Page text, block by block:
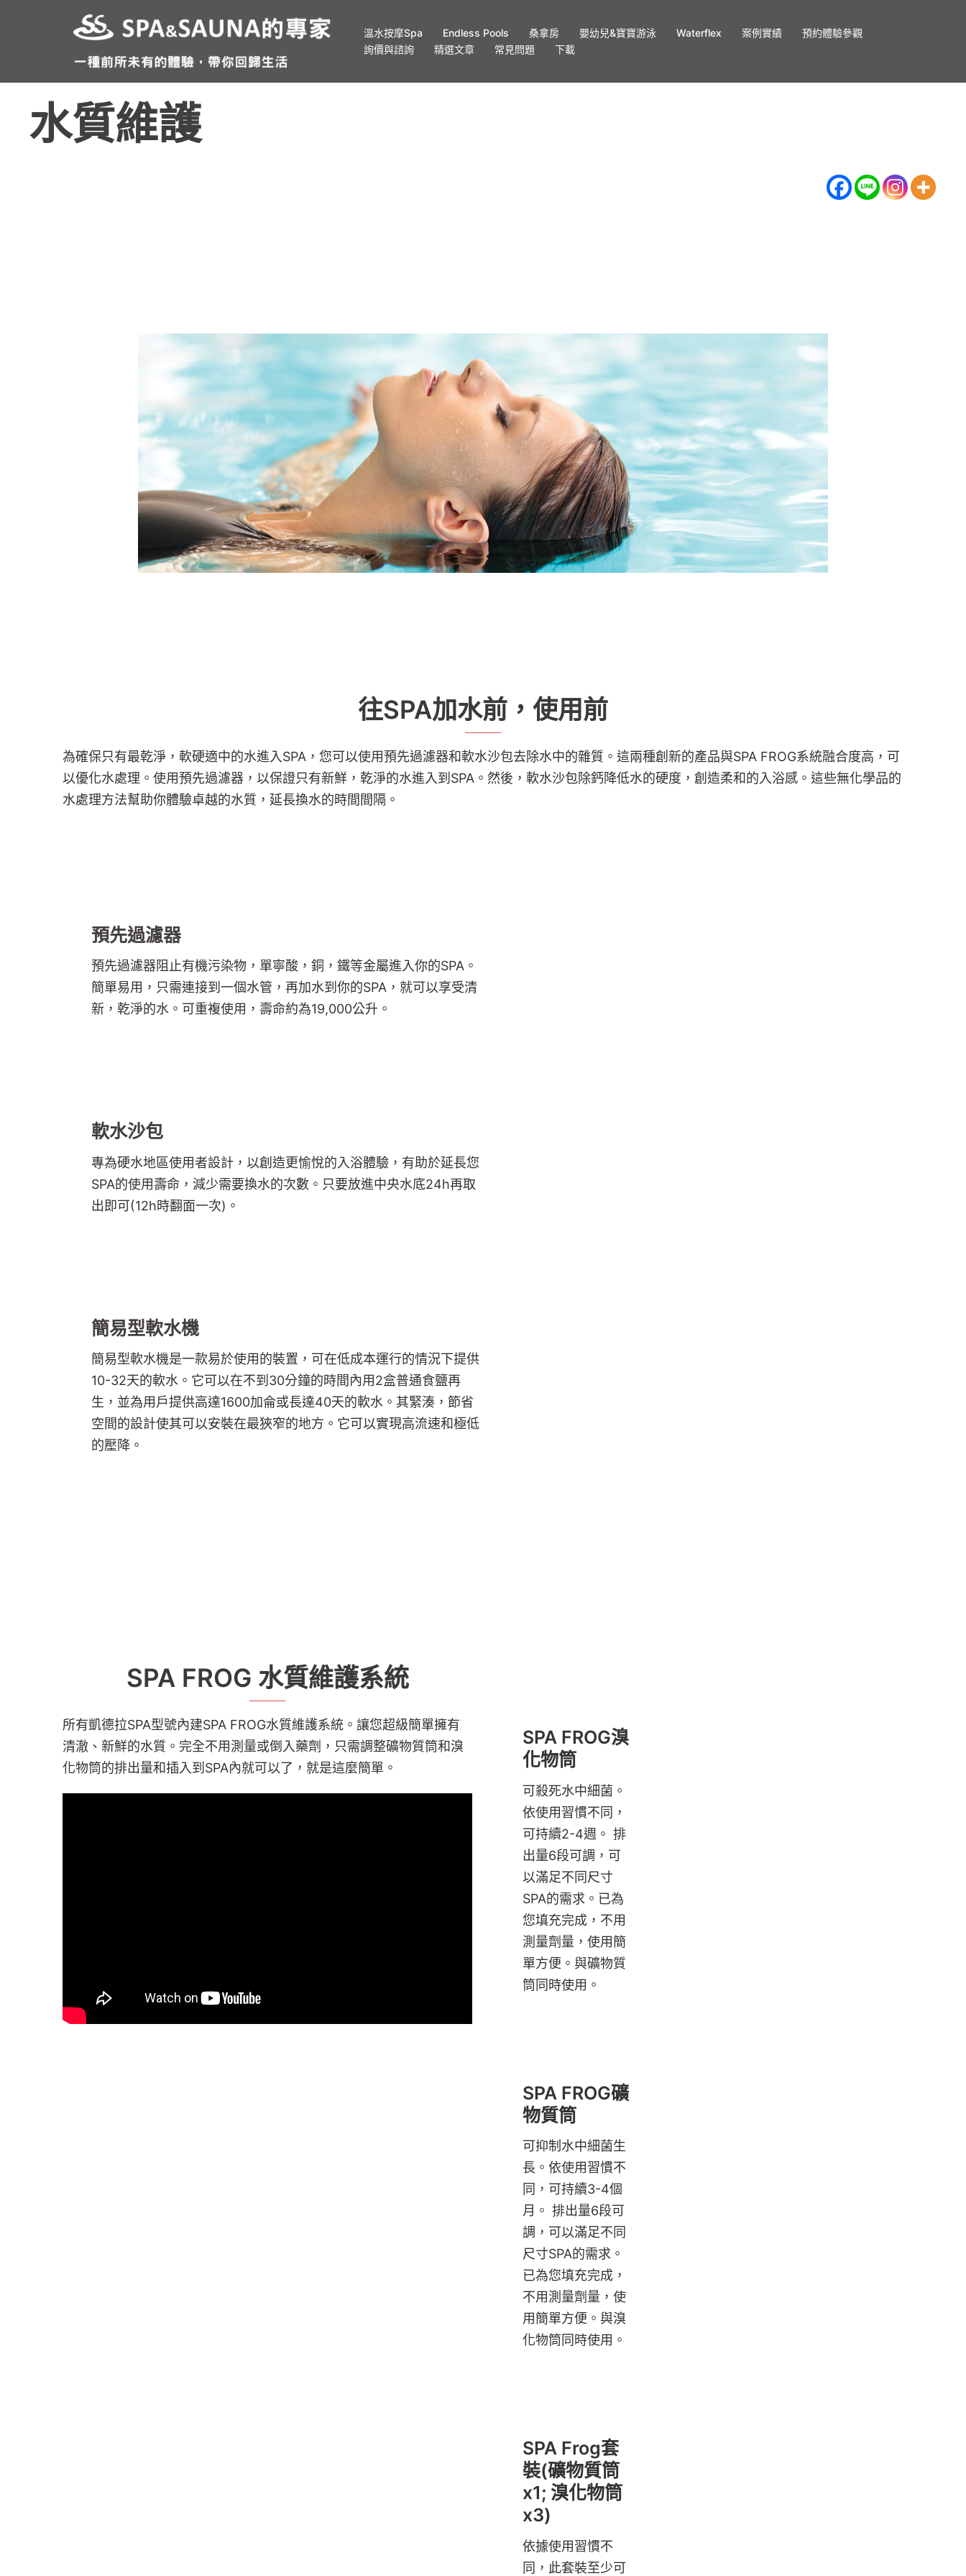
溫水按摩Spa Endless Pools 桑拿房 嬰幼兒&寶寶游泳 Waterflex 案例實績
預約體驗參觀
詢價與諮詢
精選文章 常見問題 下載
水質維護
往SPA加水前，使用前
為確保只有最乾淨，軟硬適中的水進入SPA，您可以使用預先過濾器和軟水沙包去除水中的雜質。這兩種創新的產品與SPA FROG系統融合度高，可
以優化水處理。使用預先過濾器，以保證只有新鮮，乾淨的水進入到SPA。然後，軟水沙包除鈣降低水的硬度，創造柔和的入浴感。這些無化學品的
水處理方法幫助你體驗卓越的水質，延長換水的時間間隔。
預先過濾器
預先過濾器阻止有機污染物，單寧酸，銅，鐵等金屬進入你的SPA。
簡單易用，只需連接到一個水管，再加水到你的SPA，就可以享受清
新，乾淨的水。可重複使用，壽命約為19,000公升。
軟水沙包
專為硬水地區使用者設計，以創造更愉悅的入浴體驗，有助於延長您
SPA的使用壽命，減少需要換水的次數。只要放進中央水底24h再取
出即可(12h時翻面一次)。
簡易型軟水機
簡易型軟水機是一款易於使用的裝置，可在低成本運行的情況下提供
10-32天的軟水。它可以在不到30分鐘的時間內用2盒普通食鹽再
生，並為用戶提供高達1600加侖或長達40天的軟水。其緊湊，節省
空間的設計使其可以安裝在最狹窄的地方。它可以實現高流速和極低
的壓降。
SPA FROG 水質維護系統
所有凱德拉SPA型號內建SPA FROG水質維護系統。讓您超級簡單擁有
清澈、新鮮的水質。完全不用測量或倒入藥劑，只需調整礦物質筒和溴
化物筒的排出量和插入到SPA內就可以了，就是這麼簡單。
SPA FROG溴
化物筒
可殺死水中細菌。
依使用習慣不同，
可持續2-4週。 排
出量6段可調，可
以滿足不同尺寸
SPA的需求。已為
您填充完成，不用
測量劑量，使用簡
單方便。與礦物質
筒同時使用。
SPA FROG礦
物質筒
可抑制水中細菌生
長。依使用習慣不
同，可持續3-4個
月。 排出量6段可
調，可以滿足不同
尺寸SPA的需求。
已為您填充完成，
不用測量劑量，使
用簡單方便。與溴
化物筒同時使用。
SPA Frog套
裝(礦物質筒
x1; 溴化物筒
x3)
依據使用習慣不
同，此套裝至少可